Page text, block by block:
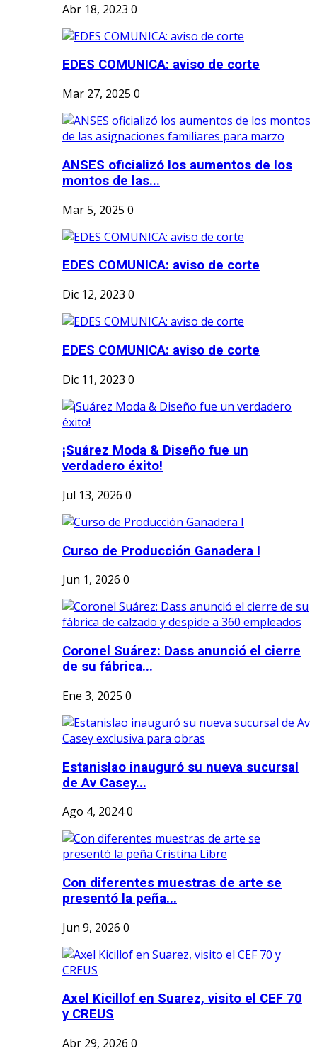
Abr 18, 2023 0
EDES COMUNICA: aviso de corte
Mar 27, 2025 0
ANSES oficializó los aumentos de los
montos de las...
Mar 5, 2025 0
EDES COMUNICA: aviso de corte
Dic 12, 2023 0
EDES COMUNICA: aviso de corte
Dic 11, 2023 0
¡Suárez Moda & Diseño fue un
verdadero éxito!
Jul 13, 2026 0
Curso de Producción Ganadera I
Jun 1, 2026 0
Coronel Suárez: Dass anunció el cierre
de su fábrica...
Ene 3, 2025 0
Estanislao inauguró su nueva sucursal
de Av Casey...
Ago 4, 20240
Con diferentes muestras de arte se
presentó la peña...
Jun 9, 2026 0
Axel Kicillof en Suarez, visito el CEF 70
y CREUS
Abr 29, 2026 0